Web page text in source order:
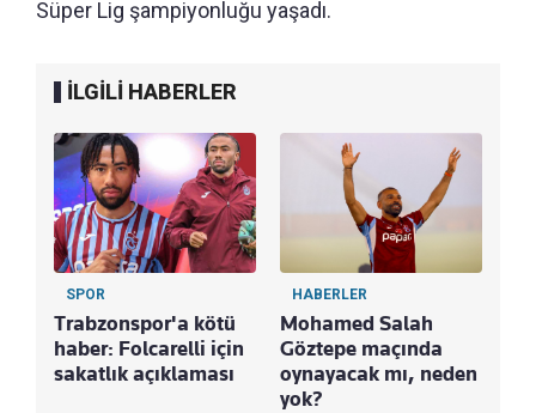
Süper Lig şampiyonluğu yaşadı.
İLGİLİ HABERLER
SPOR
Trabzonspor'a kötü
haber: Folcarelli için
sakatlık açıklaması
HABERLER
Mohamed Salah
Göztepe maçında
oynayacak mı, neden
yok?